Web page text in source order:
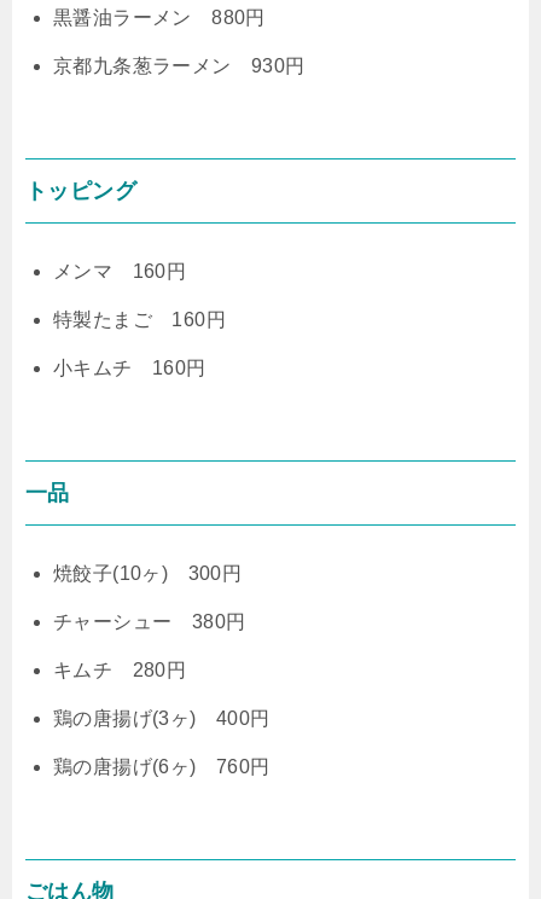
黒醤油ラーメン 880円
京都九条葱ラーメン 930円
トッピング
メンマ 160円
特製たまご 160円
小キムチ 160円
一品
焼餃子(10ヶ) 300円
チャーシュー 380円
キムチ 280円
鶏の唐揚げ(3ヶ) 400円
鶏の唐揚げ(6ヶ) 760円
ごはん物